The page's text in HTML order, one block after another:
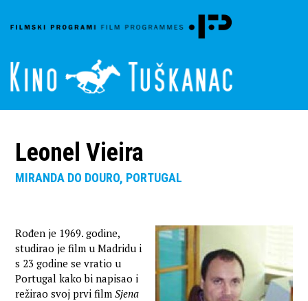
Leonel Vieira
MIRANDA DO DOURO, PORTUGAL
Rođen je 1969. godine,
studirao je film u Madridu i
s 23 godine se vratio u
Portugal kako bi napisao i
režirao svoj prvi filmSjena